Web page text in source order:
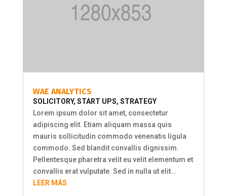
WAE ANALYTICS
SOLICITORY, START UPS, STRATEGY
Lorem ipsum dolor sit amet, consectetur
adipiscing elit. Etiam aliquam massa quis
mauris sollicitudin commodo venenatis ligula
commodo. Sed blandit convallis dignissim.
Pellentesque pharetra velit eu velit elementum et
convallis erat vulputate. Sed in nulla ut elit...
LEER MÁS